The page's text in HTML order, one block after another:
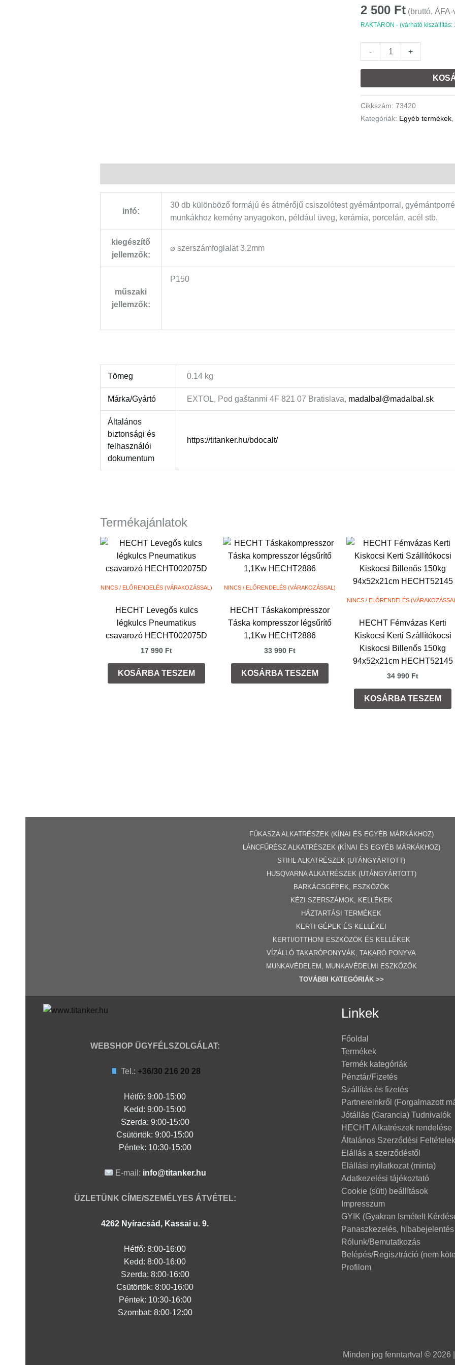
2 500 Ft (bruttó,
RAKTÁRON - (várható
-
köszörű
fej
szett
3,2mm
fej
mennyiség
+
Cikkszám:73420
Kategóriák: Egyéb termékek
infó:
30 db különböző formájú és átmérőjű csiszolótest gyémántporral,
munkákhoz kemény anyagokon, például üveg, kerámia, porcelán, acél stb.
kiegészítő
jellemzők:
⌀ szerszámfoglalat 3,2mm
műszaki
jellemzők:
P150
Tömeg 0.14 kg
Márka/Gyártó EXTOL, Pod gaštanmi 4F 821 07 Bratislava, madalbal@madalbal.sk
Általános
biztonsági és
felhasználói
dokumentum
https://titanker.hu/bdocalt/
Termékajánlatok
NINCS / ELŐRENDELÉS (VÁRAKOZÁSSAL)
HECHT Levegős kulcs
légkulcs Pneumatikus
csavarozó HECHT002075D
17 990 Ft
KOSÁRBA TESZEM
NINCS / ELŐRENDELÉS (VÁRAKOZÁSSAL)
HECHT Táskakompresszor
Táska kompresszor légsűrítő
1,1Kw HECHT2886
33 990 Ft
KOSÁRBA TESZEM
NINCS / ELŐRENDELÉS
HECHT Fémvázas Kerti
Kiskocsi Kerti Szállítókocsi
Kiskocsi Billenős 150kg
94x52x21cm HECHT52145
34 990 Ft
KOSÁRBA TESZEM
FŰKASZA ALKATRÉSZEK (KÍNAI ÉS EGYÉB MÁRKÁKHOZ)
LÁNCFŰRÉSZ ALKATRÉSZEK (KÍNAI ÉS EGYÉB MÁRKÁKHOZ)
STIHL ALKATRÉSZEK (UTÁNGYÁRTOTT)
HUSQVARNA ALKATRÉSZEK (UTÁNGYÁRTOTT)
BARKÁCSGÉP EK, ESZKÖZÖK
KÉZI SZERSZÁMOK, KELLÉKEK
HÁZTARTÁSI TERMÉKEK
KERTI GÉPE K ÉS KELLÉKEI
KERTI/OTTHONI ESZKÖZÖK ÉS KELLÉKEK
VÍZÁLLÓ TAKARÓPONYVÁK, TAKARÓ PONYVA
MUNKAVÉDELEM, MUNKAVÉDELMI ESZKÖZÖK
TOVÁBBI
KATEGÓRI ÁK >>
WEBSHOP ÜGYFÉLSZOLGÁLAT:
Tel.: +36/30 216 20 28
Hétfő: 9:00-15:00
Kedd:9:00-15:00
Szerda: 9:00-15:00
Csütörtök:9:00-15:00
Péntek: 10:30-15:00
E-mail: info@titanker.hu
ÜZLETÜNK CÍME/SZEMÉLYES ÁTVÉTEL:
4262 Nyíracsád, Kassai u. 9.
Hétfő: 8:00-16:00
Kedd: 8:00-16:00
Szerda: 8:00-16:00
Csütörtök: 8:00-16:00
Péntek: 10:30-16:00
Szombat: 8:00-12:00
Linkek
Főoldal
Termékek
Termék kategóriák
Pénztár/Fizetés
Szállítás és fizetés
Partnereinkről (Forgalmazott
Jótállás (Garancia) Tudnivalók
HECHT Alkatrészek rendelése
Általános Szerződési
Elállás a szerződéstől
Elállási nyilatkozat (minta)
Adatkezelési tájékoztató
Cookie (süti) beállítások
Impresszum
GYIK (Gyakran Ismételt
Panaszkezelés, hibabejelentés
Rólunk/Bemutatkozás
Belépés/Regisztráció (nem
Profilom
Minden jog fenntartva! © 2026